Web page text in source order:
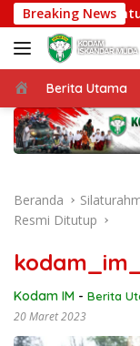
Langsung
ke
konten
Breaking News
Gantung
Beranda
Berita Utama
Beranda
Resmi Ditutup
Kodam IM - Berita
20 Maret 2023